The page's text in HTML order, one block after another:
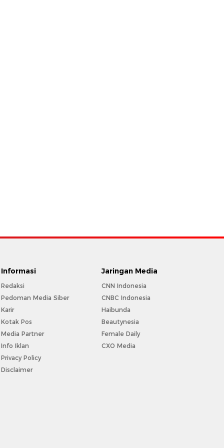
Informasi
Redaksi
Pedoman Media Siber
Karir
Kotak Pos
Media Partner
Info Iklan
Privacy Policy
Disclaimer
Jaringan Media
CNN Indonesia
CNBC Indonesia
Haibunda
Beautynesia
Female Daily
CXO Media